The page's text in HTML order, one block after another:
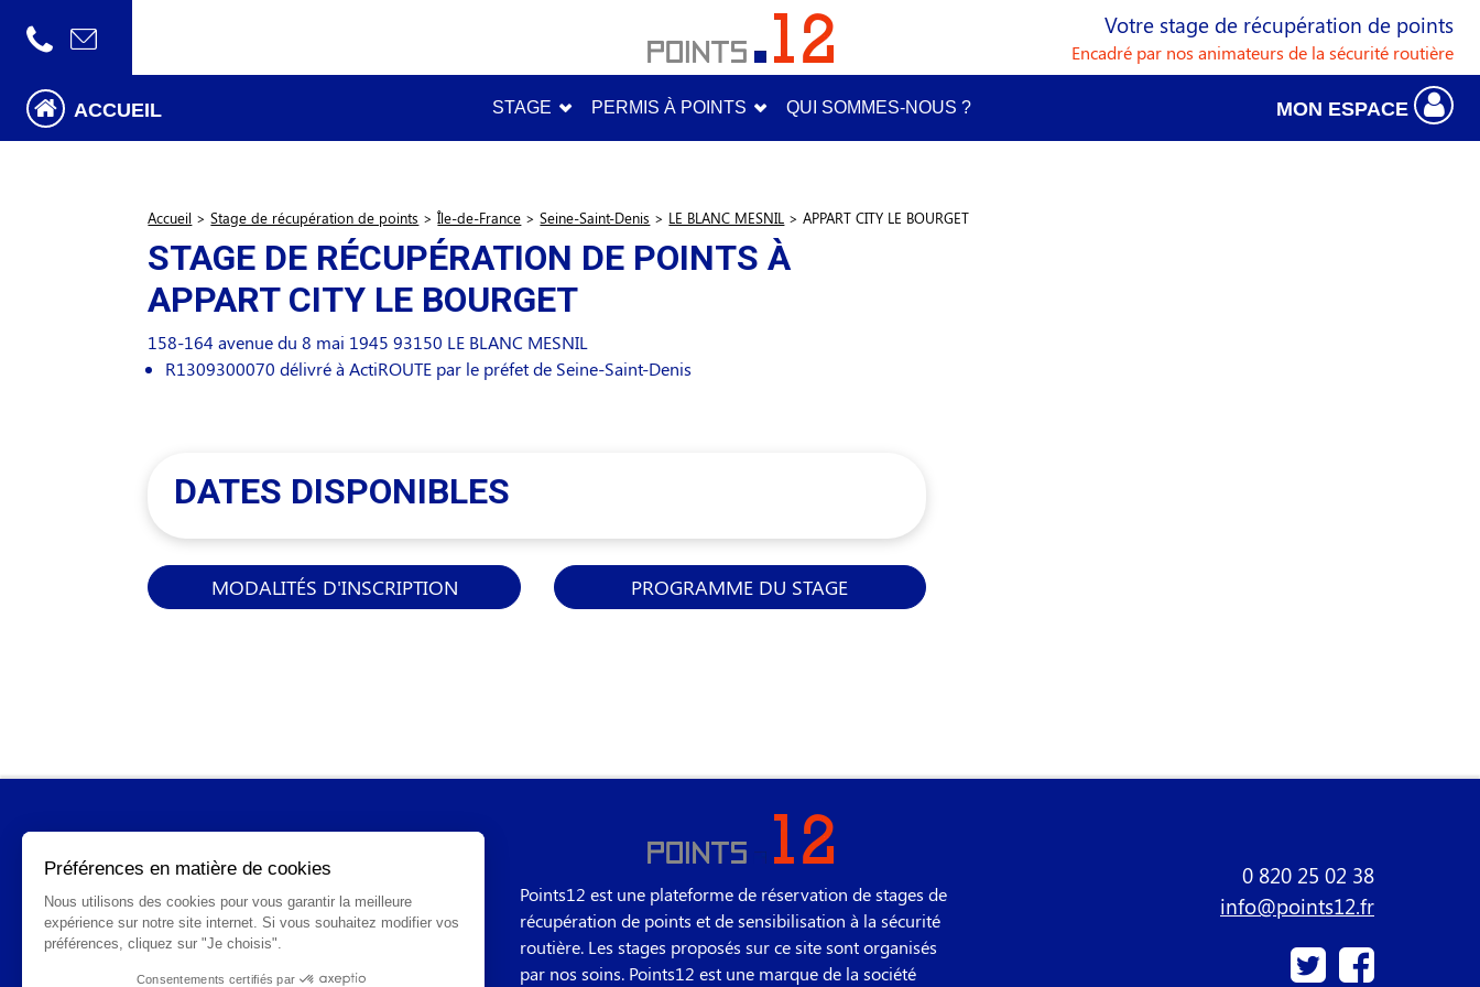
Votre stage de récupération de points
Encadré par nos animateurs de la sécurité routière
ACCUEIL STAGE PERMIS À POINTS QUI SOMMES-NOUS ? MON ESPACE
Accueil > Stage de récupération de points > Île-de-France > Seine-Saint-Denis > LE BLANC MESNIL > APPART CITY LE BOURGET
STAGE DE RÉCUPÉRATION DE POINTS À
APPART CITY LE BOURGET
158-164 avenue du 8 mai 1945 93150 LE BLANC MESNIL
R1309300070 délivré à ActiROUTE par le préfet de Seine-Saint-Denis
DATES DISPONIBLES
MODALITÉS D'INSCRIPTION PROGRAMME DU STAGE
FAQ
CGV
Points12 est une plateforme de réservation de stages de
récupération de points et de sensibilisation à la sécurité
routière. Les stages proposés sur ce site sont organisés
par nos soins. Points12 est une marque de la société
0 820 25 02 38
info@points12.fr